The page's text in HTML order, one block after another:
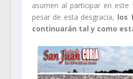
asumen al participar en
pesar de esta desgracia, los
continuarán tal y como